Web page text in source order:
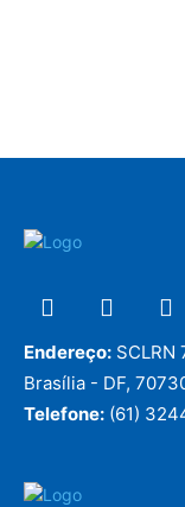
Endereço: SCLRN
Brasília - DF,
Telefone: (61)